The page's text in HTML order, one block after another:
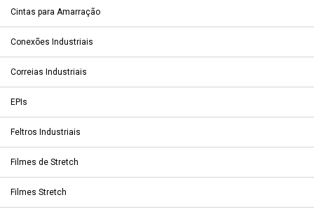
Cintas para Amarração
Conexões Industriais
Correias Industriais
EPIs
Feltros Industriais
Filmes de Stretch
Filmes Stretch